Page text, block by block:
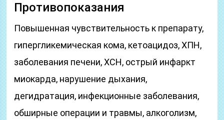
Противопоказания
Повышенная чувствительность к препарату,
гипергликемическая кома, кетоацидоз, ХПН,
заболевания печени, ХСН, острый инфаркт
миокарда, нарушение дыхания,
дегидратация, инфекционные заболевания,
обширные операции и травмы, алкоголизм,